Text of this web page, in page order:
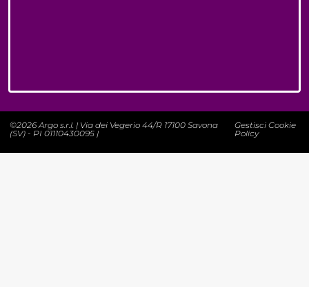
©2026 Argo s.r.l. | Via dei Vegerio 44/R 17100 Savona
(SV) - PI 01110430095 |
Gestisci Cookie
Policy